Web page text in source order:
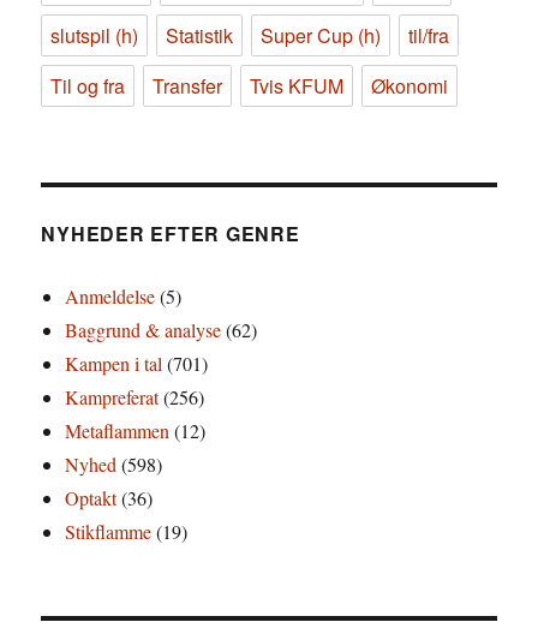
slutspil (h)
Statistik Super Cup (h)
til/fra
Til og fra
Transfer Tvis KFUM Økonomi
NYHEDER EFTER GENRE
Anmeldelse(5)
Baggrund & analyse(62)
Kampen i tal (701)
Kampreferat(256)
Metaflammen (12)
Nyhed (598)
Optakt(36)
Stikflamme(19)